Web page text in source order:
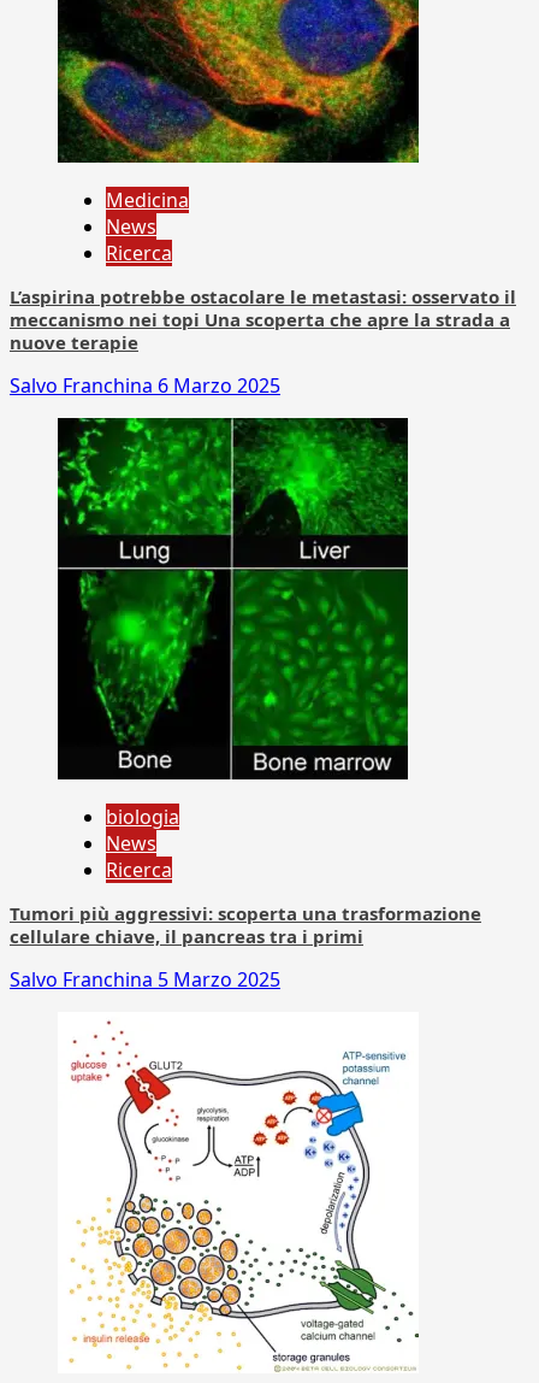
Medicina
News
Ricerca
L’aspirina potrebbe ostacolare le metastasi: osservato il
meccanismo nei topi Una scoperta che apre la strada a
nuove terapie
Salvo Franchina 6 Marzo 2025
biologia
News
Ricerca
Tumori più aggressivi: scoperta una trasformazione
cellulare chiave, il pancreas tra i primi
Salvo Franchina 5 Marzo 2025